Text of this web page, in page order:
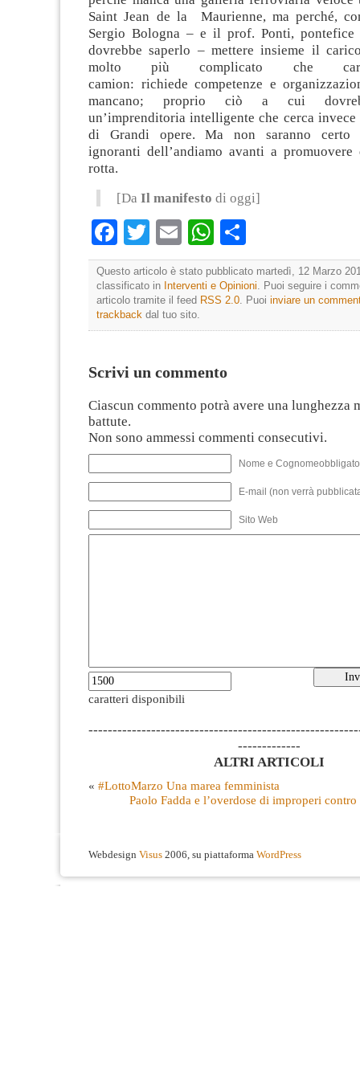
Saint Jean de la Maurienne, ma perché,
Sergio Bologna – e il prof. Ponti, pontefice
dovrebbe saperlo – mettere insieme il
molto più complicato che
camion: richiede competenze e
mancano; proprio ciò a cui
un’imprenditoria intelligenteche cercainvece
di Grandi opere.Ma non saranno certo
ignoranti dell’andiamo avanti a promuovere
rotta.
[Da Il manifesto di oggi]
Facebook
TwitterEmailWhatsApp
Questo articolo è stato pubblicato martedì, 12 Marzo
classificato in Interventi e Opinioni . Puoi seguire i
articolo tramite il feed RSS 2.0 . Puoi inviare un
trackback dal tuo sito.
Scrivi un commento
Ciascun commento potrà avere una lunghezza
battute.
Non sono ammessi commenti consecutivi.
Nome e
E-mail (non verrà
Sito Web
caratteri disponibili
-------------
ALTRI ARTICOLI
« #LottoMarzo Una marea femminista
Paolo Fadda e l’overdose di improperi
Webdesign Visus 2006, su piattaforma WordPress